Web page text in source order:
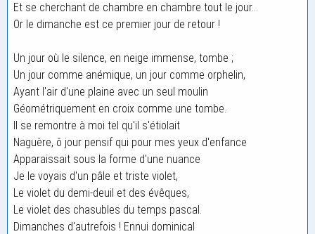
Et se cherchant de chambre en chambre tout le jour...
Or le dimanche est ce premier jour de retour !
Un jour où le silence, en neige immense, tombe ;
Un jour comme anémique, un jour comme orphelin,
Ayant l'air d'une plaine avec un seul moulin
Géométriquement en croix comme une tombe.
Il se remontre à moi tel qu'il s'étiolait
Naguère, ô jour pensif qui pour mes yeux d'enfance
Apparaissait sous la forme d'une nuance
Je le voyais d'un pâle et triste violet,
Le violet du demi-deuil et des évêques,
Le violet des chasubles du temps pascal.
Dimanches d'autrefois ! Ennui dominical